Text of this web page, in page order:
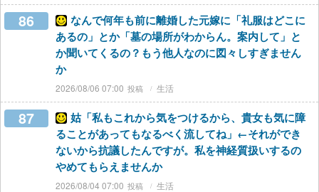
86
なんで何年も前に離婚した元嫁に「礼服はどこに
あるの」とか「墓の場所がわからん。案内して」と
か聞いてくるの？もう他人なのに図々しすぎません
か
2026/08/06 07:00 生活
87
姑「私もこれから気をつけるから、貴女も気に障
ることがあってもなるべく流してね」←それができ
ないから抗議したんですが。私を神経質扱いするの
やめてもらえませんか
2026/08/04 07:00 生活